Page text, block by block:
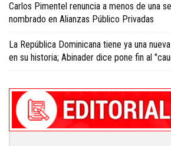
Carlos Pimentel renuncia a menos de una
nombrado en Alianzas Público Privadas
La República Dominicana tiene ya una
en su historia; Abinader dice pone fin al